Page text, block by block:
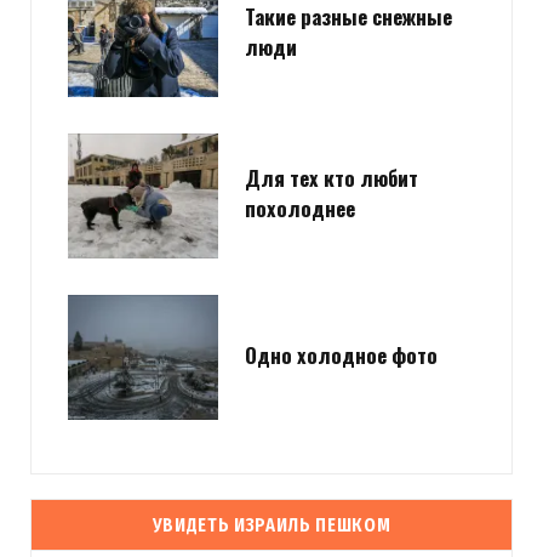
Такие разные снежные
люди
Для тех кто любит
похолоднее
Одно холодное фото
УВИДЕТЬ ИЗРАИЛЬ ПЕШКОМ